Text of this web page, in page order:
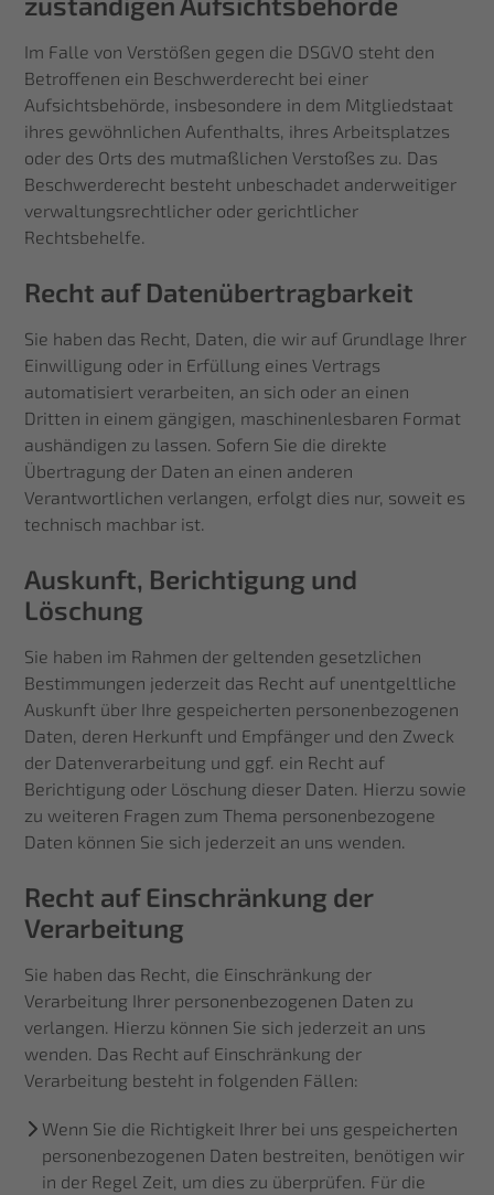
Im Falle von Verstößen gegen die DSGVO steht den
Betroffenen ein Beschwerderecht bei einer
Aufsichtsbehörde, insbesondere in dem Mitgliedstaat
ihres gewöhnlichen Aufenthalts, ihres Arbeitsplatzes
oder des Orts des mutmaßlichen Verstoßes zu. Das
Beschwerderecht besteht unbeschadet anderweitiger
verwaltungsrechtlicher oder gerichtlicher
Rechtsbehelfe.
Recht auf Daten­übertrag­barkeit
Sie haben das Recht, Daten, die wir auf Grundlage Ihrer
Einwilligung oder in Erfüllung eines Vertrags
automatisiert verarbeiten, an sich oder an einen
Dritten in einem gängigen, maschinenlesbaren Format
aushändigen zu lassen. Sofern Sie die direkte
Übertragung der Daten an einen anderen
Verantwortlichen verlangen, erfolgt dies nur, soweit es
technisch machbar ist.
Auskunft, Berichtigung und
Löschung
Sie haben im Rahmen der geltenden gesetzlichen
Bestimmungen jederzeit das Recht auf unentgeltliche
Auskunft über Ihre gespeicherten personenbezogenen
Daten, deren Herkunft und Empfänger und den Zweck
der Datenverarbeitung und ggf. ein Recht auf
Berichtigung oder Löschung dieser Daten. Hierzu sowie
zu weiteren Fragen zum Thema personenbezogene
Daten können Sie sich jederzeit an uns wenden.
Recht auf Einschränkung der
Verarbeitung
Sie haben das Recht, die Einschränkung der
Verarbeitung Ihrer personenbezogenen Daten zu
verlangen. Hierzu können Sie sich jederzeit an uns
wenden. Das Recht auf Einschränkung der
Verarbeitung besteht in folgenden Fällen:
Wenn Sie die Richtigkeit Ihrer bei uns gespeicherten
personenbezogenen Daten bestreiten, benötigen wir
in der Regel Zeit, um dies zu überprüfen. Für die